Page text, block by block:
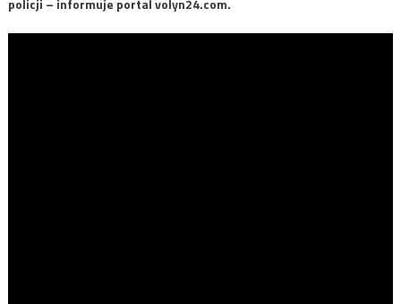
policji – informuje portal volyn24.com.